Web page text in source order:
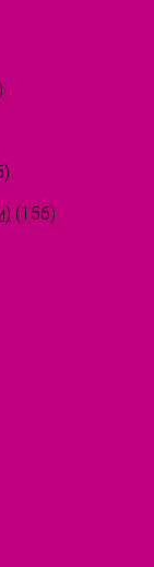
(156)